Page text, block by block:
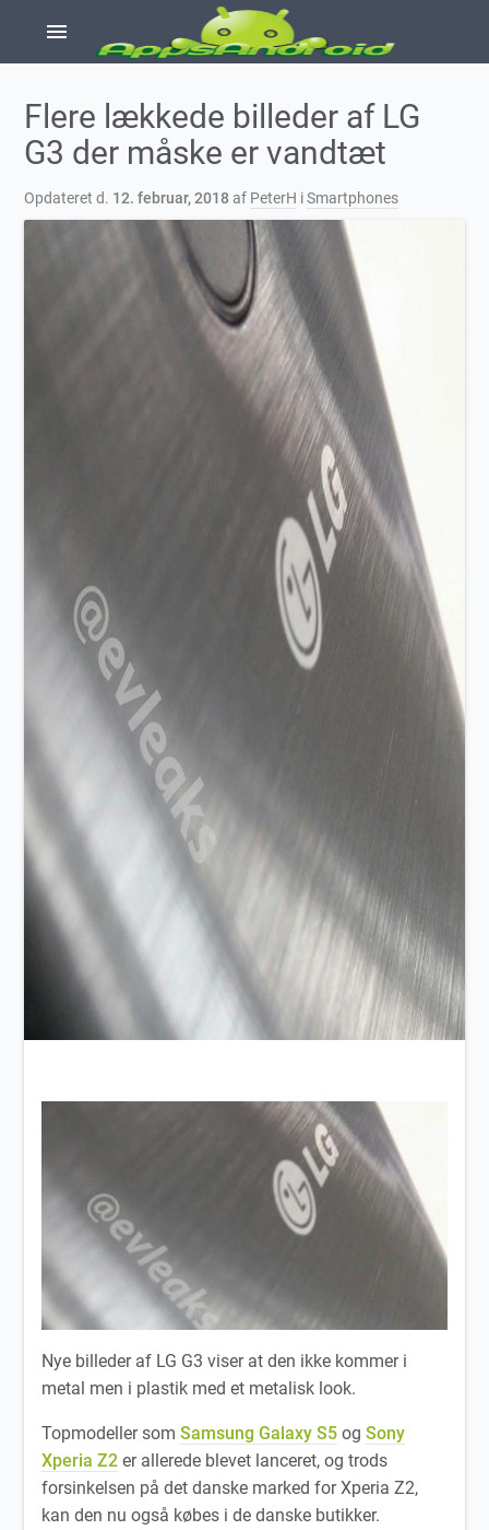
menu
Flere lækkede billeder af LG
G3 der måske er vandtæt
Opdateret d. 12. februar, 2018 af PeterH iSmartphones
Nye billeder af LG G3 viser at den ikke kommer i
metal men i plastik med et metalisk look.
Topmodeller somSamsung Galaxy S5 ogSony
Xperia Z2 er allerede blevet lanceret, og trods
forsinkelsen på det danske marked for Xperia Z2,
kan den nu også købes i de danske butikker.